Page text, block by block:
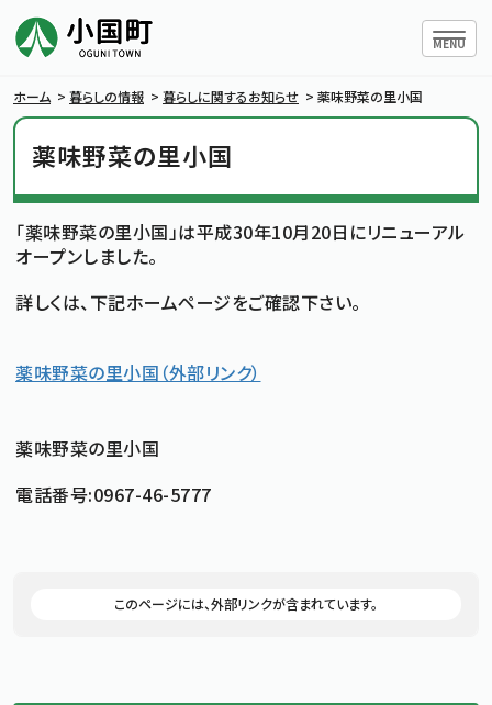
ハンバ
MENU
暮らしの情報
行政情報
条例・規則
小国町議会
Foreign Language
メニューを閉じる
ホーム > 暮らしの情報 > 暮らしに関するお知らせ > 薬味野菜の里小国
薬味野菜の里小国
「薬味野菜の里小国」は平成30年10月20日にリニューアル
オープンしました。
詳しくは、下記ホームページをご確認下さい。
薬味野菜の里小国（外部リンク）
薬味野菜の里小国
電話番号:0967-46-5777
追加情報：外部リンク
このページには、外部リンクが含まれています。